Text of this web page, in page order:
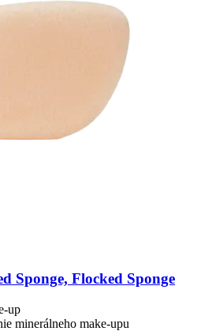
Sponge, Flocked Sponge
up
minerálneho make-upu